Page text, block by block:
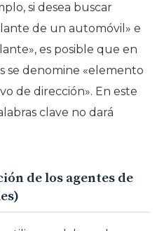
si desea buscar
de un automóvil» e
es posible que en
se denomine «elemento
de dirección». En este
clave no dará
de los agentes de